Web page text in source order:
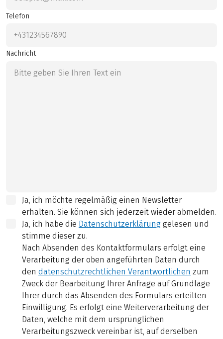
Telefon
Nachricht
Ja, ich möchte regelmäßig einen Newsletter
erhalten. Sie können sich jederzeit wieder abmelden.
Ja, ich habe die Datenschutzerklärung gelesen und
stimme dieser zu.
Nach Absenden des Kontaktformulars erfolgt eine
Verarbeitung der oben angeführten Daten durch
den datenschutzrechtlichen Verantwortlichen zum
Zweck der Bearbeitung Ihrer Anfrage auf Grundlage
Ihrer durch das Absenden des Formulars erteilten
Einwilligung. Es erfolgt eine Weiterverarbeitung der
Daten, welche mit dem ursprünglichen
Verarbeitungszweck vereinbar ist, auf derselben